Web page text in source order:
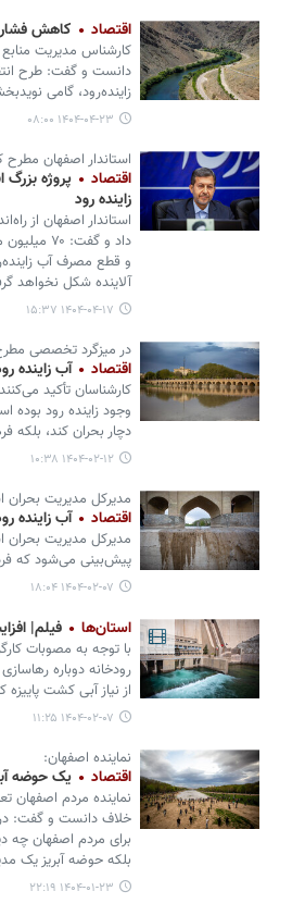
اقتصاد کاهش فشار
کارشناس مدیریت منابع
دانست و گفت: طرح
زاینده‌رود، گامی
۱۴۰۴-۰۴-۲۳ ۰۸:۰۰
استاندار اصفهان مطرح
اقتصاد
پروژه
زاینده رود
استاندار اصفهان از
داد و
و قطع مصرف آب
آلاینده شکل نخواهد
۱۴۰۴-۰۴-۱۷ ۱۵:۳۷
در میزگرد تخصصی
اقتصاد آب زاینده
کارشناسان تأکید
وجود زاینده‌ رود
دچار بحران کند، بلکه
۱۴۰۴-۰۲-۱۲ ۱۰:۳۸
مدیرکل مدیریت بحران
اقتصاد آب زاینده
مدیرکل مدیریت بحران
پیش‌بینی می‌شود که
۱۴۰۴-۰۲-۰۷ ۱۸:۰۴
استان‌ها فیلم|
با توجه به مصوبات
رودخانه دوباره
از نیاز آبی کشت
۱۴۰۴-۰۲-۰۷ ۱۱:۲۵
نماینده اصفهان:
اقتصاد یک حوضه
نماینده مردم اصفهان
خلاف دانست و گفت:
برای مردم اصفهان چه
بلکه حوضه آبریز یک
۱۴۰۴-۰۱-۲۳ ۲۲:۱۹